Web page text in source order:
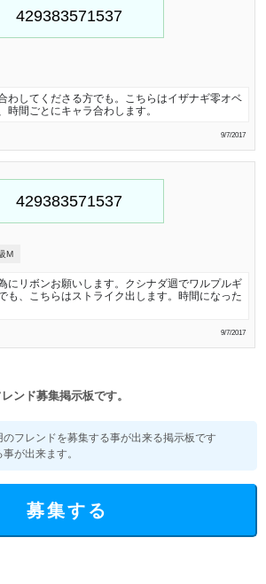
わしてくださる方でも。こちらはイザナギ零オベ
時間ごとにキャラ合わします。
9/7/2017
M
にリボンお願いします。クシナダ迴でワルプルギ
も、こちらはストライク出します。時間になった
9/7/2017
ンド募集掲示板です。
フレンドを募集する事が出来る掲示板です
が出来ます。
募集する